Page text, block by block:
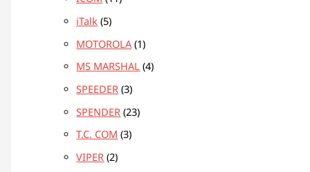
iTalk 5
MOTOROLA 1
MS MARSHAL 4
SPEEDER 3
SPENDER 23
T.C. COM 3
VIPER 2